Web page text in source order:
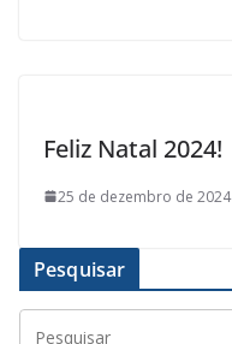
Feliz Natal 2024!
25 de dezembro de 2024
Pesquisar